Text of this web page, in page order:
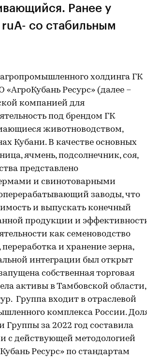
Ранее у
со стабильным
холдинга ГК
Ресурс» (далее –
компанией для
под брендом ГК
животноводством,
Кубани. В качестве основных
ячмень, подсолнечник, соя,
представлено
и свинотоварными
заводы, что
и выпускать конечный
продукции и
как семеноводство
и хранение зерна,
интеграции был открыт
собственная торговая
активы в Тамбовской области,
Группа входит в отраслевой
комплекса России.
Группы за 2022 год составила
с действующей методологией
Ресурс» по стандартам